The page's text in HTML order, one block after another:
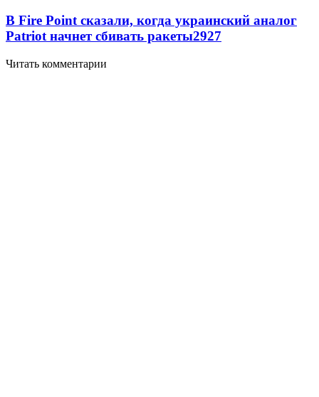
В Fire Point сказали, когда украинский аналог
Patriot начнет сбивать ракеты2927
Читать комментарии